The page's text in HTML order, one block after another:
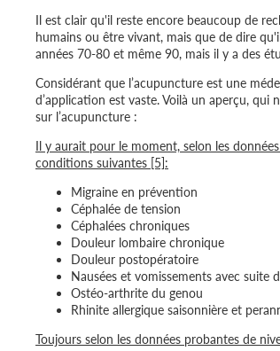
Il est clair qu'il reste encore beaucoup de
humains ou être vivant, mais que de dire
années 70-80 et même 90, mais il y a des
Considérant que l’acupuncture est une
d’application est vaste. Voilà un aperçu,
sur l’acupuncture :
Il y aurait pour le moment, selon les
conditions suivantes [5]:
Migraine en prévention
Céphalée de tension
Céphalées chroniques
Douleur lombaire chronique
Douleur postopératoire
Nausées et vomissements avec suite
Ostéo-arthrite du genou
Rhinite allergique saisonnière et
Toujours selon les données probantes de